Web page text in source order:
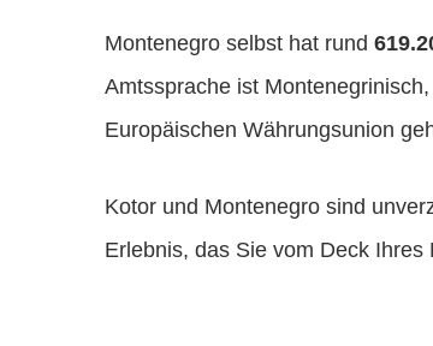
Montenegro selbst hat rund
Amtssprache ist
Europäischen Währungsunion
Kotor und Montenegro sind
Erlebnis, das Sie vom Deck